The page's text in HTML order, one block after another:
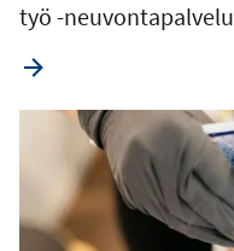
työ -neuvontapalvelu